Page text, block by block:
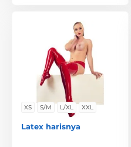
XS S/M L/XL XXL
Latex harisnya